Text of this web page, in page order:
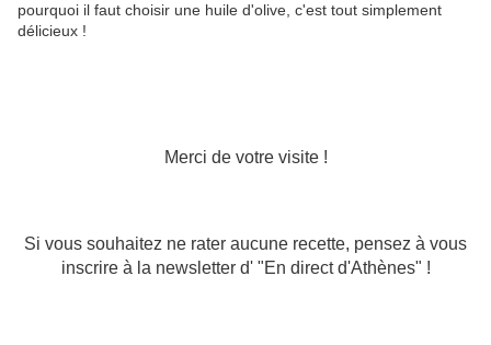
pourquoi il faut choisir une huile d'olive, c'est tout simplement
délicieux !
Merci de votre visite !
Si vous souhaitez ne rater aucune recette, pensez à vous
inscrire à la newsletter d' "En direct d'Athènes" !